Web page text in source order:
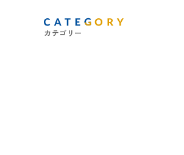
カテゴリー